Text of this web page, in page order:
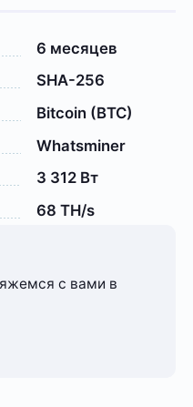
6 месяцев
SHA-256
Bitcoin (BTC)
Whatsminer
3 312 Вт
68 TH/s
с вами в